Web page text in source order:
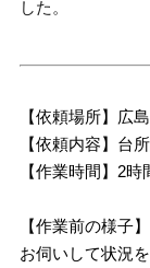
した。
【依頼場所】広
【依頼内容】台
【作業時間】2時
【作業前の様子】
お伺いして状況